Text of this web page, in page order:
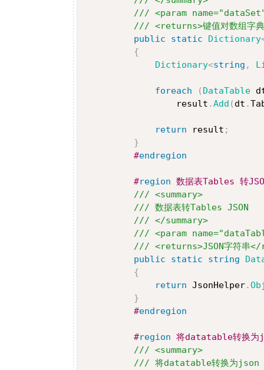
/// <param
/// <returns>键值对数组
public
static Dictionary
{
Dictionary<string ,
foreach ( DataTable
                 result
.Add ( dt .
return result ;
}
#endregion
#region 数据表Tables 转
/// <summary>
/// 数据表转Tables JSON
/// </summary>
/// <param
/// <returns>JSON字符串
public
static string
{
return JsonHelper.
}
#endregion
#region 将datatable转换为
/// <summary>
/// 将datatable转换为